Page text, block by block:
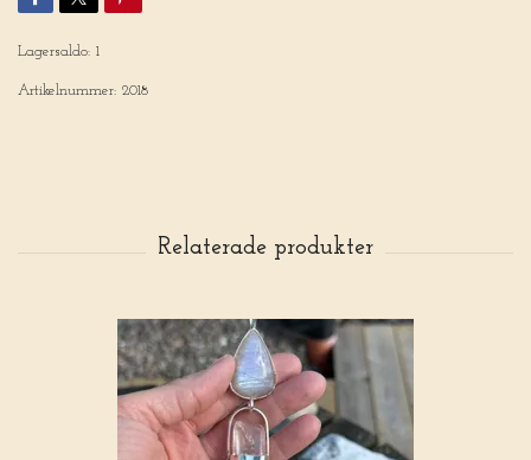
Lagersaldo: 1
Artikelnummer: 2018